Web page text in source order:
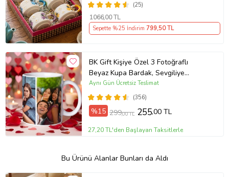
(25)
1066,00 TL
Sepette %25 İndirim 799,50 TL
BK Gift Kişiye Özel 3 Fotoğraflı
Beyaz Kupa Bardak, Sevgiliye
Hediye, Arkadaşa Hediye
(356)
Aynı Gün Ücretsiz Teslimat
%15 299,00 TL 255,00 TL
27,20 TL'den Başlayan Taksitlerle
Bu Ürünü Alanlar Bunları da Aldı